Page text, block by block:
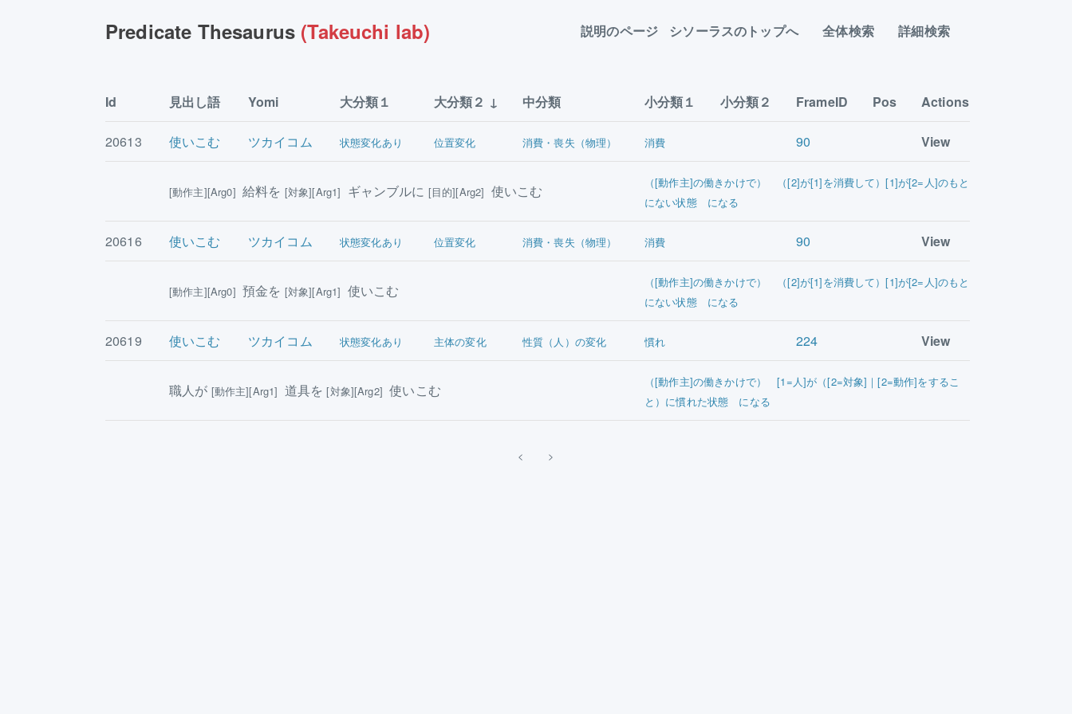
Predicate Thesaurus (Takeuchi lab) 説明のページ シソーラスのトップへ 全体検索 詳細検索
Id 見出し語 Yomi 大分類１ 大分類２ 中分類 小分類１ 小分類２ FrameID Pos Actions
20613 使いこむ ツカイコム 状態変化あり 位置変化 消費・喪失（物理） 消費 90 View
[動作主][Arg0] 給料を [対象][Arg1] ギャンブルに [目的][Arg2] 使いこむ
（[動作主]の働きかけで） （[2]が[1]を消費して）[1]が[2=人]のもと
にない状態 になる
20616 使いこむ ツカイコム 状態変化あり 位置変化 消費・喪失（物理） 消費 90 View
[動作主][Arg0] 預金を [対象][Arg1] 使いこむ
（[動作主]の働きかけで） （[2]が[1]を消費して）[1]が[2=人]のもと
にない状態 になる
20619 使いこむ ツカイコム 状態変化あり 主体の変化 性質（人）の変化 慣れ 224 View
職人が [動作主][Arg1] 道具を[対象][Arg2] 使いこむ
（[動作主]の働きかけで） [1=人]が（[2=対象]｜[2=動作]をするこ
と）に慣れた状態 になる
< >